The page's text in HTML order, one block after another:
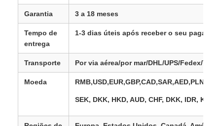
Garantia 3 a 18 meses
Tempo de
entrega
1-3 dias úteis após receber o seu
Transporte Por via aérea/por mar/DHL/UPS/Fedex/TNT/
Moeda
SEK, DKK, HKD, AUD, CHF, DKK, IDR, KES,